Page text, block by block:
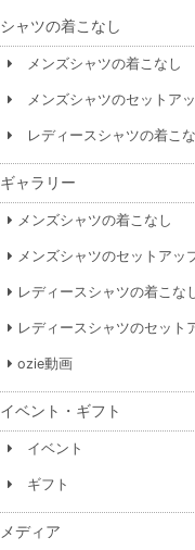
シャツの着こなし
メンズシャツの着こなし
メンズシャツのセットア
レディースシャツの着こ
ギャラリー
メンズシャツの着こなし
メンズシャツのセットアッ
レディースシャツの着こな
レディースシャツのセット
ozie動画
イベント・ギフト
イベント
ギフト
メディア